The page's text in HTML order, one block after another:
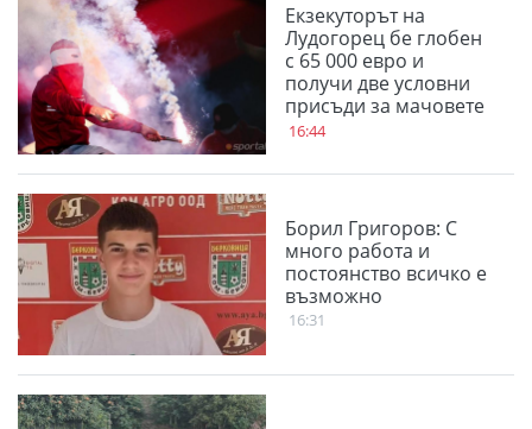
Екзекуторът на
Лудогорец бе глобен
с 65 000 евро и
получи две условни
присъди за мачовете
с "орлите"
16:44
Борил Григоров: С
много работа и
постоянство всичко е
възможно
16:31